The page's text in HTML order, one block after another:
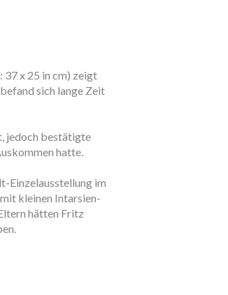
37 x 25 in cm) zeigt
sich lange Zeit
jedoch bestätigte
hatte.
Einzelausstellung im
kleinen Intarsien-
hätten Fritz